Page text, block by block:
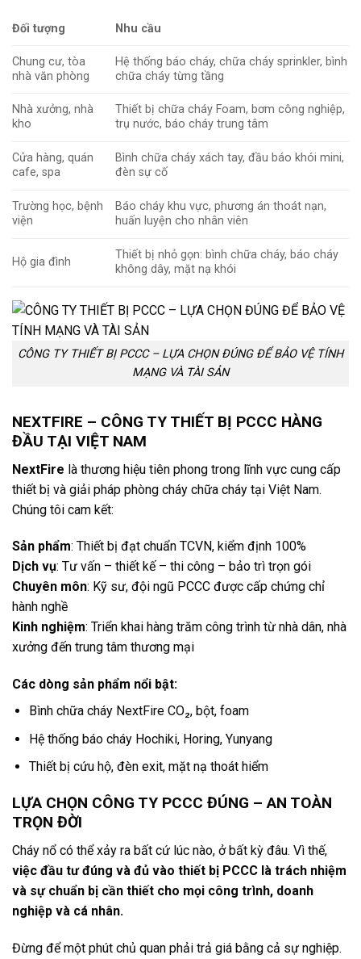
Đối tượng Nhu cầu
Chung cư, tòa
nhà văn phòng
Hệ thống báo cháy, chữa cháy sprinkler, bình
chữa cháy từng tầng
Nhà xưởng, nhà
kho
Thiết bị chữa cháy Foam, bơm công nghiệp,
trụ nước, báo cháy trung tâm
Cửa hàng, quán
cafe, spa
Bình chữa cháy xách tay, đầu báo khói mini,
đèn sự cố
Trường học, bệnh
viện
Báo cháy khu vực, phương án thoát nạn,
huấn luyện cho nhân viên
Hộ gia đình
Thiết bị nhỏ gọn: bình chữa cháy, báo cháy
không dây, mặt nạ khói
CÔNG TY THIẾT BỊ PCCC – LỰA CHỌN ĐÚNG ĐỂ BẢO VỆ TÍNH
MẠNG VÀ TÀI SẢN
NEXTFIRE – CÔNG TY THIẾT BỊ PCCC HÀNG
ĐẦU TẠI VIỆT NAM
NextFire là thương hiệu tiên phong trong lĩnh vực cung cấp
thiết bị và giải pháp phòng cháy chữa cháy tại Việt Nam.
Chúng tôi cam kết:
Sản phẩm: Thiết bị đạt chuẩn TCVN, kiểm định 100%
Dịch vụ: Tư vấn – thiết kế – thi công – bảo trì trọn gói
Chuyên môn: Kỹ sư, đội ngũ PCCC được cấp chứng chỉ
hành nghề
Kinh nghiệm: Triển khai hàng trăm công trình từ nhà dân, nhà
xưởng đến trung tâm thương mại
Các dòng sản phẩm nổi bật:
Bình chữa cháy NextFire CO₂, bột, foam
Hệ thống báo cháy Hochiki, Horing, Yunyang
Thiết bị cứu hộ, đèn exit, mặt nạ thoát hiểm
LỰA CHỌN CÔNG TY PCCC ĐÚNG – AN TOÀN
TRỌN ĐỜI
Cháy nổ có thể xảy ra bất cứ lúc nào, ở bất kỳ đâu. Vì thế,
việc đầu tư đúng và đủ vào thiết bị PCCC là trách nhiệm
và sự chuẩn bị cần thiết cho mọi công trình, doanh
nghiệp và cá nhân.
Đừng để một phút chủ quan phải trả giá bằng cả sự nghiệp.